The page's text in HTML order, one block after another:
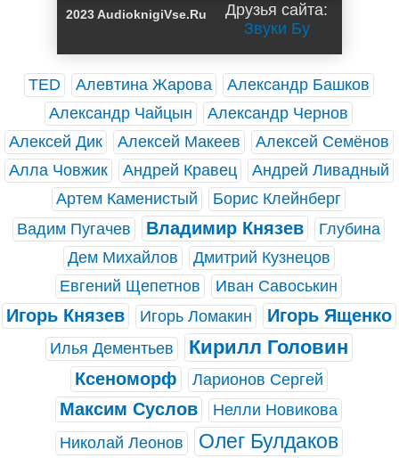
2023 AudioknigiVse.Ru
Друзья сайта:
Звуки Бу
TED Алевтина Жарова
Александр Башков
Александр Чайцын
Александр Чернов
Алексей Дик
Алексей Макеев
Алексей Семёнов
Алла Човжик
Андрей Кравец
Андрей Ливадный
Артем Каменистый
Борис Клейнберг
Вадим Пугачев
Владимир Князев
Глубина
Дем Михайлов
Дмитрий Кузнецов
Евгений Щепетнов
Иван Савоськин
Игорь Князев Игорь Ломакин Игорь Ященко
Илья Дементьев Кирилл Головин
Ксеноморф Ларионов Сергей
Максим Суслов
Нелли Новикова
Николай Леонов
Олег Булдаков